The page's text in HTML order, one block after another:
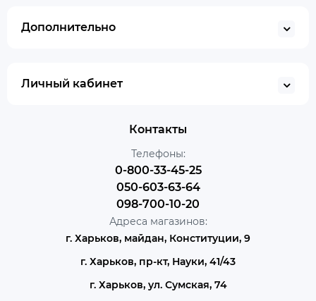
Дополнительно
Личный кабинет
Контакты
Телефоны:
0-800-33-45-25
050-603-63-64
098-700-10-20
Адреса магазинов:
г. Харьков, майдан, Конституции, 9
г. Харьков, пр-кт, Науки, 41/43
г. Харьков, ул. Сумская, 74